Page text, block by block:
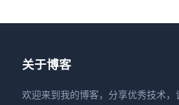
关于博客
欢迎来到我的博客，分享优秀技术，